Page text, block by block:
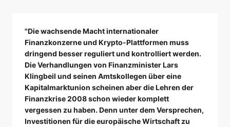
"Die wachsende Macht internationaler
Finanzkonzerne und Krypto-Plattformen muss
dringend besser reguliert und kontrolliert werden.
Die Verhandlungen von Finanzminister Lars
Klingbeil und seinen Amtskollegen über eine
Kapitalmarktunion scheinen aber die Lehren der
Finanzkrise 2008 schon wieder komplett
vergessen zu haben. Denn unter dem Versprechen,
Investitionen für die europäische Wirtschaft zu